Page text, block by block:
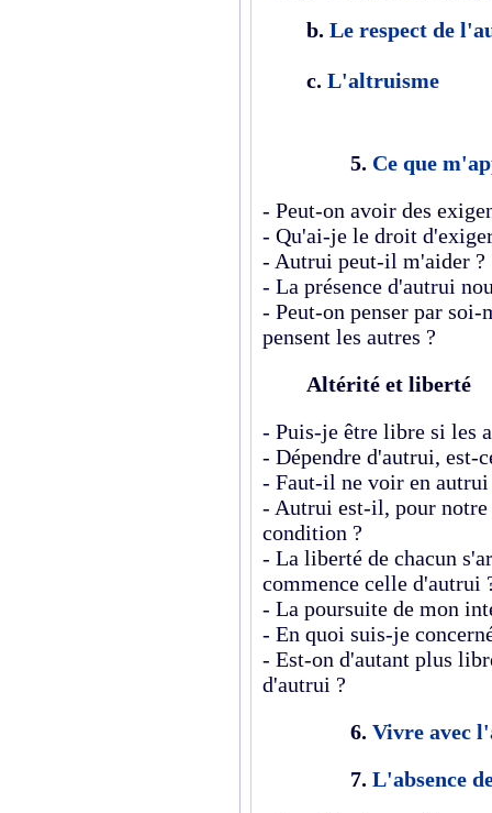
b. Le respect de
c. L'altruisme
5. Ce que
- Peut-on avoir des
- Qu'ai-je le droit
- Autrui peut-il m'aider ?
- La présence d'autrui
- Peut-on penser par soi-
pensent les autres ?
Altérité et liberté
- Puis-je être libre si les
- Dépendre d'autrui, est-
- Faut-il ne voir en
- Autrui est-il, pour notre
condition ?
- La liberté de chacun
commence celle d'autrui
- La poursuite de mon
- En quoi suis-je
- Est-on d'autant plus
d'autrui ?
6. Vivre avec
7. L'absence